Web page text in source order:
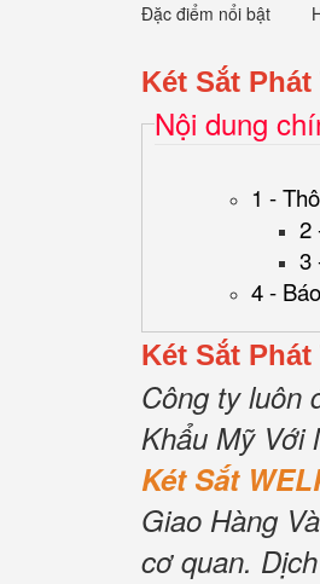
Đặc điểm nổi bật
Két Sắt Phát
Nội dung
1 -
2
3
4 -
Két Sắt Phát
Công ty luôn
Khẩu Mỹ Với
Két Sắt
Giao Hàng
cơ quan.